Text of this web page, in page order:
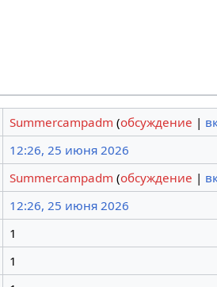
Summercampadm (обсуждение |
12:26, 25 июня 2026
Summercampadm (обсуждение |
12:26, 25 июня 2026
1
1